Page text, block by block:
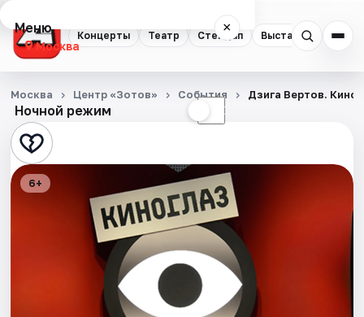
Концерты Театр Стендап Выставки
Меню ×
Москва
Концерты
Театр
Стендап
Ночной режим ☾
Москва Центр «Зотов» События Дзига Вертов.
6+